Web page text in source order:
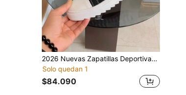
2026 Nuevas Zapatillas Deportivas Casuales de Moda Numeris Originales de Caña Baja, Zapatos Deportivos Retro, Marca de Lujo, Zapatos Formales, Zapatos Elevadores, Regalo, Tallas Grandes, Zapatos para Parejas, Incluye Caja
Solo quedan 1
$84.090